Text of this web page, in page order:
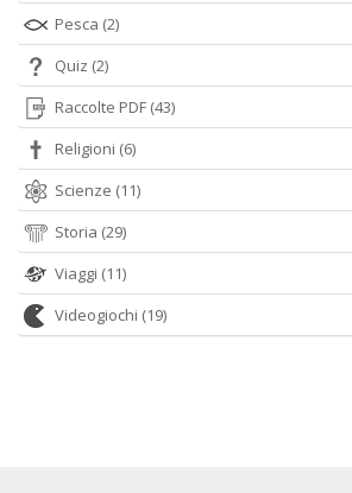
Pesca (2)
Quiz (2)
Raccolte PDF (43)
Religioni (6)
Scienze (11)
Storia (29)
Viaggi (11)
Videogiochi (19)